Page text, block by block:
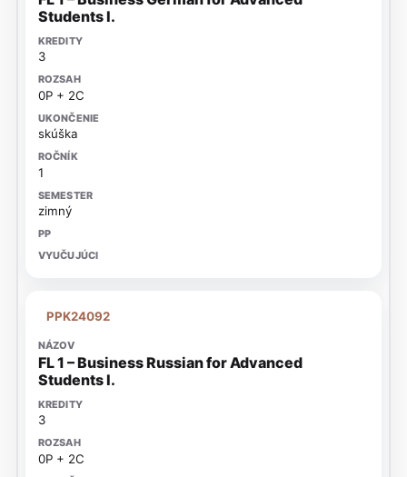
Students I.
3
0P + 2C
skúška
1
zimný
PPK24092
FL 1 – Business Russian for Advanced
Students I.
3
0P + 2C